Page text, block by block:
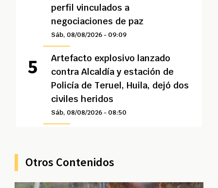
perfil vinculados a
negociaciones de paz
Sáb, 08/08/2026 - 09:09
Artefacto explosivo lanzado
contra Alcaldía y estación de
Policía de Teruel, Huila, dejó dos
civiles heridos
Sáb, 08/08/2026 - 08:50
Otros Contenidos